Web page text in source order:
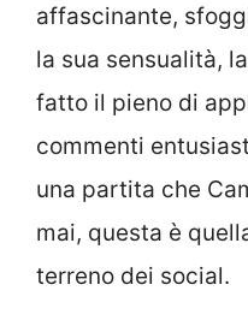
affascinante,
la sua sensualità,
fatto il pieno di
commenti
una partita che
mai, questa è
terreno dei social.